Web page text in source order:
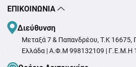
ΕΠΙΚΟΙΝΩΝΊΑ
Διεύθυνση
Μεταξά 7 & Παπανδρέου, T.K 16675,
Ελλάδα | Α.Φ.Μ 998132109 | Γ.Ε.Μ.Η